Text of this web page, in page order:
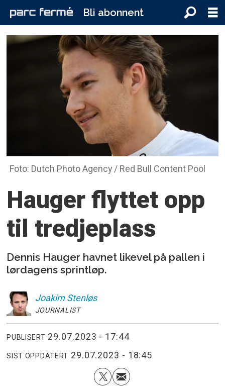
Bli abonnent
Foto: Dutch Photo Agency / Red Bull Content Pool
Hauger flyttet opp
til tredjeplass
Dennis Hauger havnet likevel på pallen i
lørdagens sprintløp.
Joakim Stenløs
JOURNALIST
PUBLISERT 29.07.2023 - 17:44
SIST OPPDATERT 29.07.2023 - 18:45